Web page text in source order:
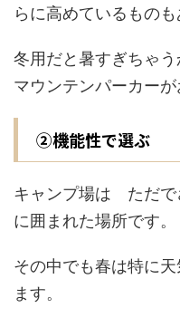
らに高めているものも
冬用だと暑すぎちゃ
マウンテンパーカーが
②機能性で選ぶ
キャンプ場は ただで
に囲まれた場所です。
その中でも春は特に
ます。